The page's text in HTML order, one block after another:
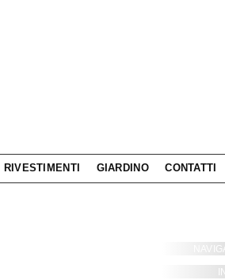
RIVESTIMENTI GIARDINO CONTATTI